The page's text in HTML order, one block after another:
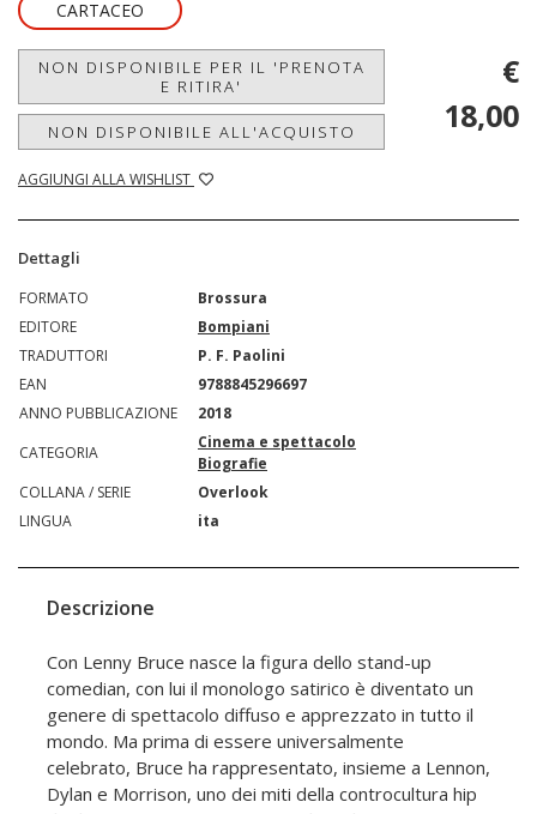
CARTACEO
NON DISPONIBILE PER IL 'PRENOTA
E RITIRA'
NON DISPONIBILE ALL'ACQUISTO
AGGIUNGI ALLA WISHLIST
€
18,00
Dettagli
FORMATO
Brossura
EDITORE
Bompiani
TRADUTTORI
P. F. Paolini
EAN
9788845296697
ANNO PUBBLICAZIONE
2018
CATEGORIA
Cinema e spettacolo
Biografie
COLLANA / SERIE
Overlook
LINGUA
ita
Descrizione
Con Lenny Bruce nasce la figura dello stand-up
comedian, con lui il monologo satirico è diventato un
genere di spettacolo diffuso e apprezzato in tutto il
mondo. Ma prima di essere universalmente
celebrato, Bruce ha rappresentato, insieme a Lennon,
Dylan e Morrison, uno dei miti della controcultura hip